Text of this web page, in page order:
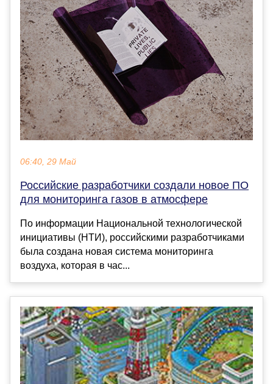
06:40, 29 Май
Российские разработчики создали новое ПО
для мониторинга газов в атмосфере
По информации Национальной технологической
инициативы (НТИ), российскими разработчиками
была создана новая система мониторинга
воздуха, которая в час...